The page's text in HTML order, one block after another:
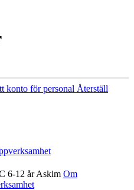
konto för personal Återställ
6-12 år Askim Om